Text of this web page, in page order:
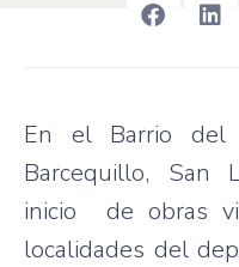
En el Barrio del
Barcequillo, San
inicio de obras
localidades del